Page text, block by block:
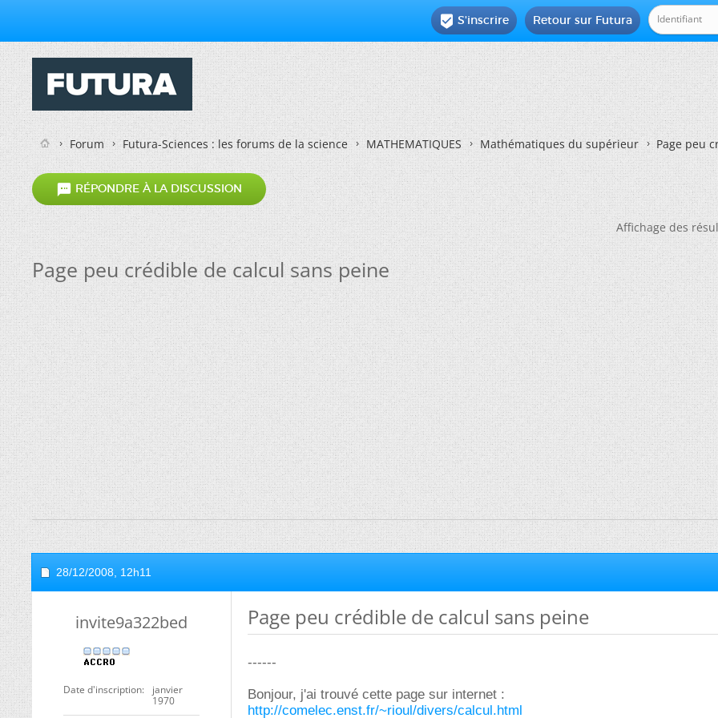
Retour sur Futura
 S'inscrire
Forum Futura-Sciences : les forums de la science MATHEMATIQUES Mathématiques du supérieur Page peu
 RÉPONDRE À LA DISCUSSION
Affichage des
Page peu crédible de calcul sans peine
28/12/2008, 12h11
invite9a322bed
Date d'inscription
janvier
1970
Page peu crédible de calcul sans peine
------
Bonjour, j'ai trouvé cette page sur internet :
http://comelec.enst.fr/~rioul/divers/calcul.html